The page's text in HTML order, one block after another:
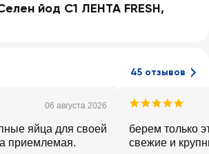
йод С1 ЛЕНТА FRESH,
45 отзывов
06 августа 2026
яйца для своей
приемлемая.
берем только
свежие и